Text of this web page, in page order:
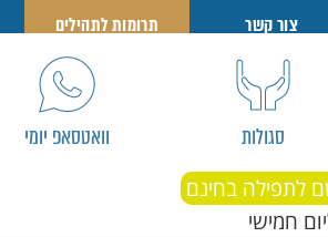
צור קשר תרומות לתהילים
סגולות וואטסאפ יומי
לתפילה בחינם
חמישי